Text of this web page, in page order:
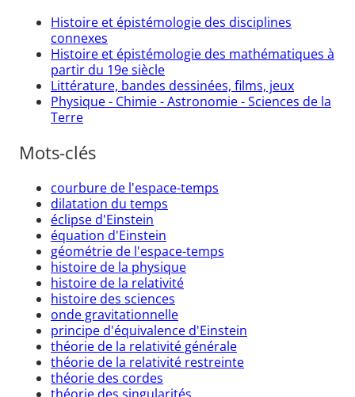
Histoire et épistémologie des disciplines
connexes
Histoire et épistémologie des mathématiques à
partir du 19e siècle
Littérature, bandes dessinées, films, jeux
Physique - Chimie - Astronomie - Sciences de la
Terre
Mots-clés
courbure de l'espace-temps
dilatation du temps
éclipse d'Einstein
équation d'Einstein
géométrie de l'espace-temps
histoire de la physique
histoire de la relativité
histoire des sciences
onde gravitationnelle
principe d'équivalence d'Einstein
théorie de la relativité générale
théorie de la relativité restreinte
théorie des cordes